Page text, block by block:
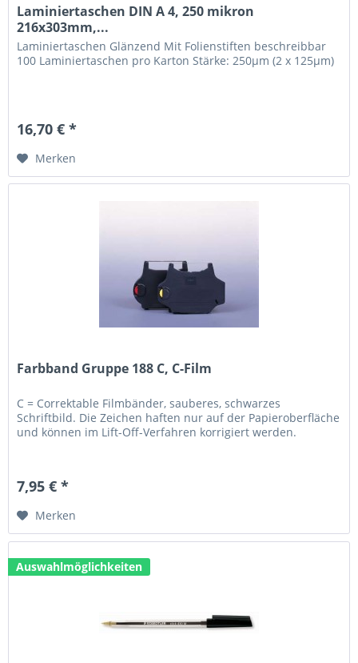
Laminiertaschen DIN A 4, 250 mikron
216x303mm,...
Laminiertaschen Glänzend Mit Folienstiften beschreibbar
100 Laminiertaschen pro Karton Stärke: 250µm (2 x 125µm)
16,70 € *
Merken
Farbband Gruppe 188 C, C-Film
C = Correktable Filmbänder, sauberes, schwarzes
Schriftbild. Die Zeichen haften nur auf der Papieroberfläche
und können im Lift-Off-Verfahren korrigiert werden.
7,95 € *
Merken
Auswahlmöglichkeiten